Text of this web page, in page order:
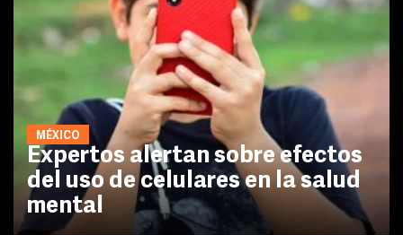
MÉXICO
Expertos alertan sobre efectos
del uso de celulares en la salud
mental